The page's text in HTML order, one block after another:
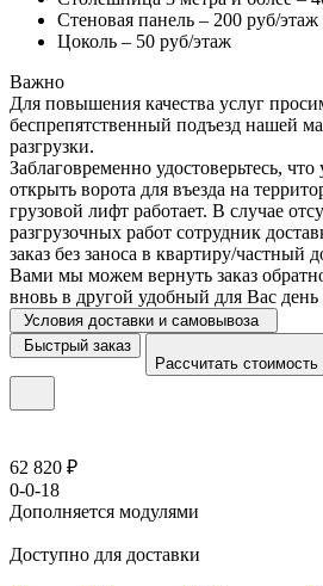
Стеновая панель – 200 руб/этаж
Цоколь – 50 руб/этаж
Важно
Для повышения качества услуг
беспрепятственный подъезд нашей
разгрузки.
Заблаговременно удостоверьтесь,
открыть ворота для въезда на
грузовой лифт работает. В случае
разгрузочных работ сотрудник
заказ без заноса в квартиру/частный
Вами мы можем вернуть заказ
вновь в другой удобный для Вас день
Условия доставки и самовывоза
Быстрый заказ
Рассчитать стоимость
62 820 ₽
0-0-18
Дополняется модулями
Доступно для доставки